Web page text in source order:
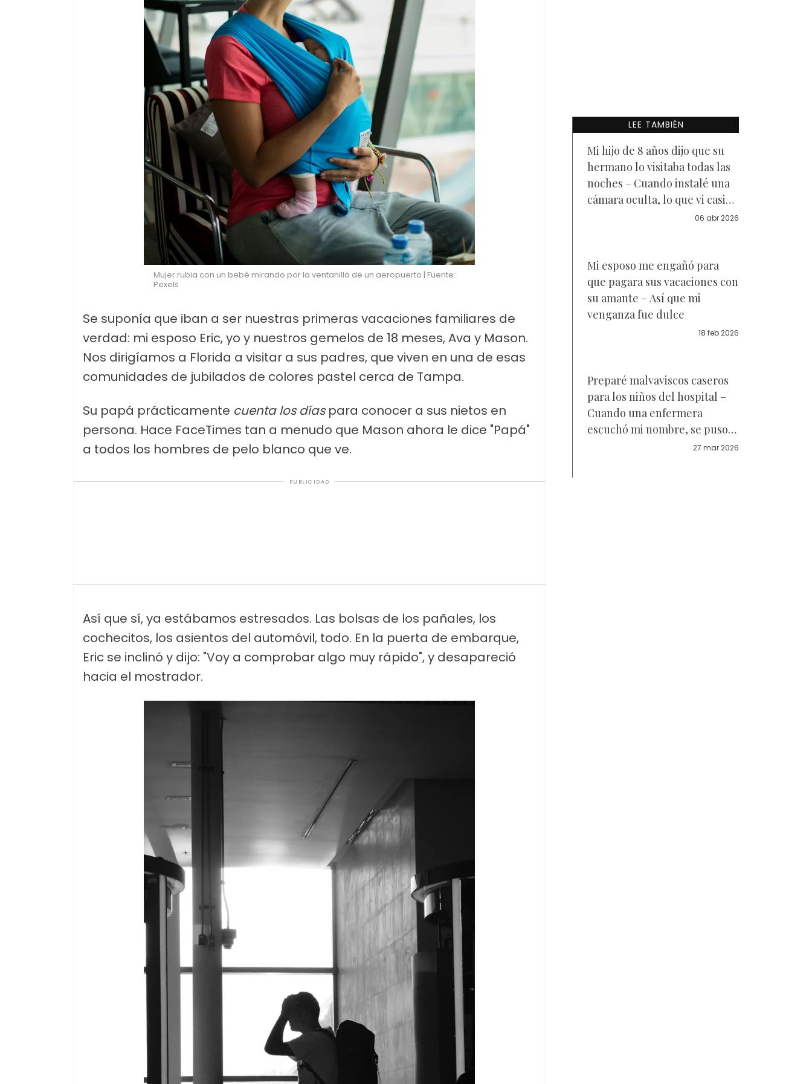
Mujer rubia con un bebé mirando por la ventanilla de un aeropuerto | Fuente:
Pexels
Se suponía que iban a ser nuestras primeras vacaciones familiares de
verdad: mi esposo Eric, yo y nuestros gemelos de 18 meses, Ava y Mason.
Nos dirigíamos a Florida a visitar a sus padres, que viven en una de esas
comunidades de jubilados de colores pastel cerca de Tampa.
Su papá prácticamente cuenta los díaspara conocer a sus nietos en
persona. Hace FaceTimes tan a menudo que Mason ahora le dice "Papá"
a todos los hombres de pelo blanco que ve.
PUBLICIDAD
Así que sí, ya estábamos estresados. Las bolsas de los pañales, los
cochecitos, los asientos del automóvil, todo. En la puerta de embarque,
Eric se inclinó y dijo: "Voy a comprobar algo muy rápido", y desapareció
hacia el mostrador.
LEE TAMBIÉN
Mi hijo de 8 años dijo que su
hermano lo visitaba todas las
noches – Cuando instalé una
cámara oculta, lo que vi casi
06 abr 2026
Mi esposo me engañó para
que pagara sus vacaciones con
su amante – Así que mi
venganza fue dulce
18 feb 2026
Preparé malvaviscos caseros
para los niños del hospital –
Cuando una enfermera
escuchó mi nombre, se puso
pálida y dijo, "Te he estado
27 mar 2026